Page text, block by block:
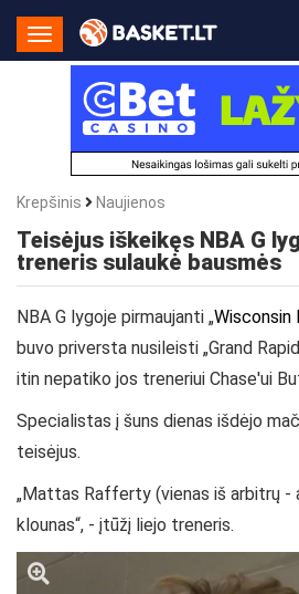
Toggle
Navigation
Krepšinis Naujienos
Teisėjus iškeikęs NBA G
treneris sulaukė bausmės
NBA G lygoje pirmaujanti „Wisconsin
buvo priversta nusileisti „Grand
itin nepatiko jos treneriui Chase'ui
Specialistas į šuns dienas išdėjo
teisėjus.
„Mattas Rafferty (vienas iš arbitrų -
klounas“, - įtūžį liejo treneris.